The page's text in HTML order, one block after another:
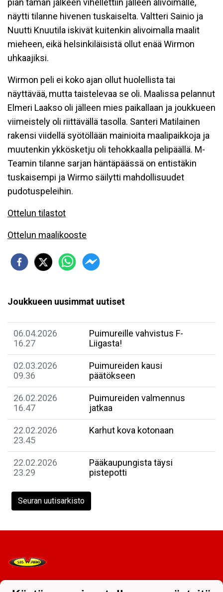
pian tämän jälkeen vihellettiin jälleen alivoimalle,
näytti tilanne hivenen tuskaiselta. Valtteri Sainio ja
Nuutti Knuutila iskivät kuitenkin alivoimalla maalit
mieheen, eikä helsinkiläisistä ollut enää Wirmon
uhkaajiksi.
Wirmon peli ei koko ajan ollut huolellista tai
näyttävää, mutta taistelevaa se oli. Maalissa pelannut
Elmeri Laakso oli jälleen mies paikallaan ja joukkueen
viimeistely oli riittävällä tasolla. Santeri Matilainen
rakensi viidellä syötöllään mainioita maalipaikkoja ja
muutenkin ykkösketju oli tehokkaalla pelipäällä. M-
Teamin tilanne sarjan häntäpäässä on entistäkin
tuskaisempi ja Wirmo säilytti mahdollisuudet
pudotuspeleihin.
Ottelun tilastot
Ottelun maalikooste
Joukkueen uusimmat uutiset
06.04.2026
16.27
Puimureille vahvistus F-
Liigasta!
02.03.2026
09.36
Puimureiden kausi
päätökseen
26.02.2026
16.47
Puimureiden valmennus
jatkaa
22.02.2026
23.45
Karhut kova kotonaan
22.02.2026
23.29
Pääkaupungista täysi
pistepotti
Seuran uutisarkisto